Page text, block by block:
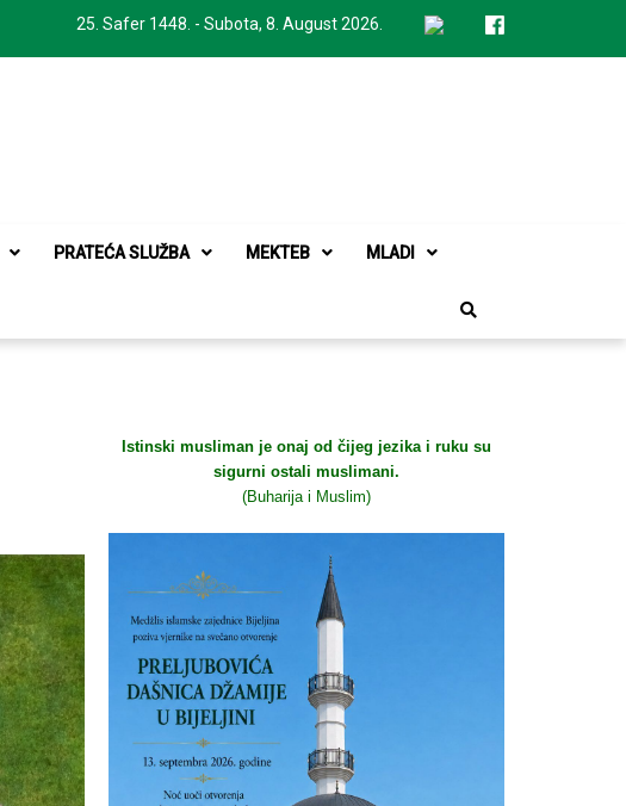
25. Safer 1448. - Subota, 8. August 2026.
PRATEĆA SLUŽBA MEKTEB MLADI
Istinski musliman je onaj od čijeg jezika i ruku su
sigurni ostali muslimani.
(Buharija i Muslim)